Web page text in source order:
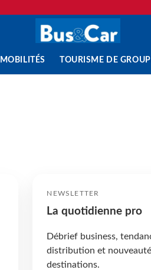
MOBILITÉS TOURISME DE
NEWSLETTER
La quotidienne pro
Débrief business,
distribution et
destinations.